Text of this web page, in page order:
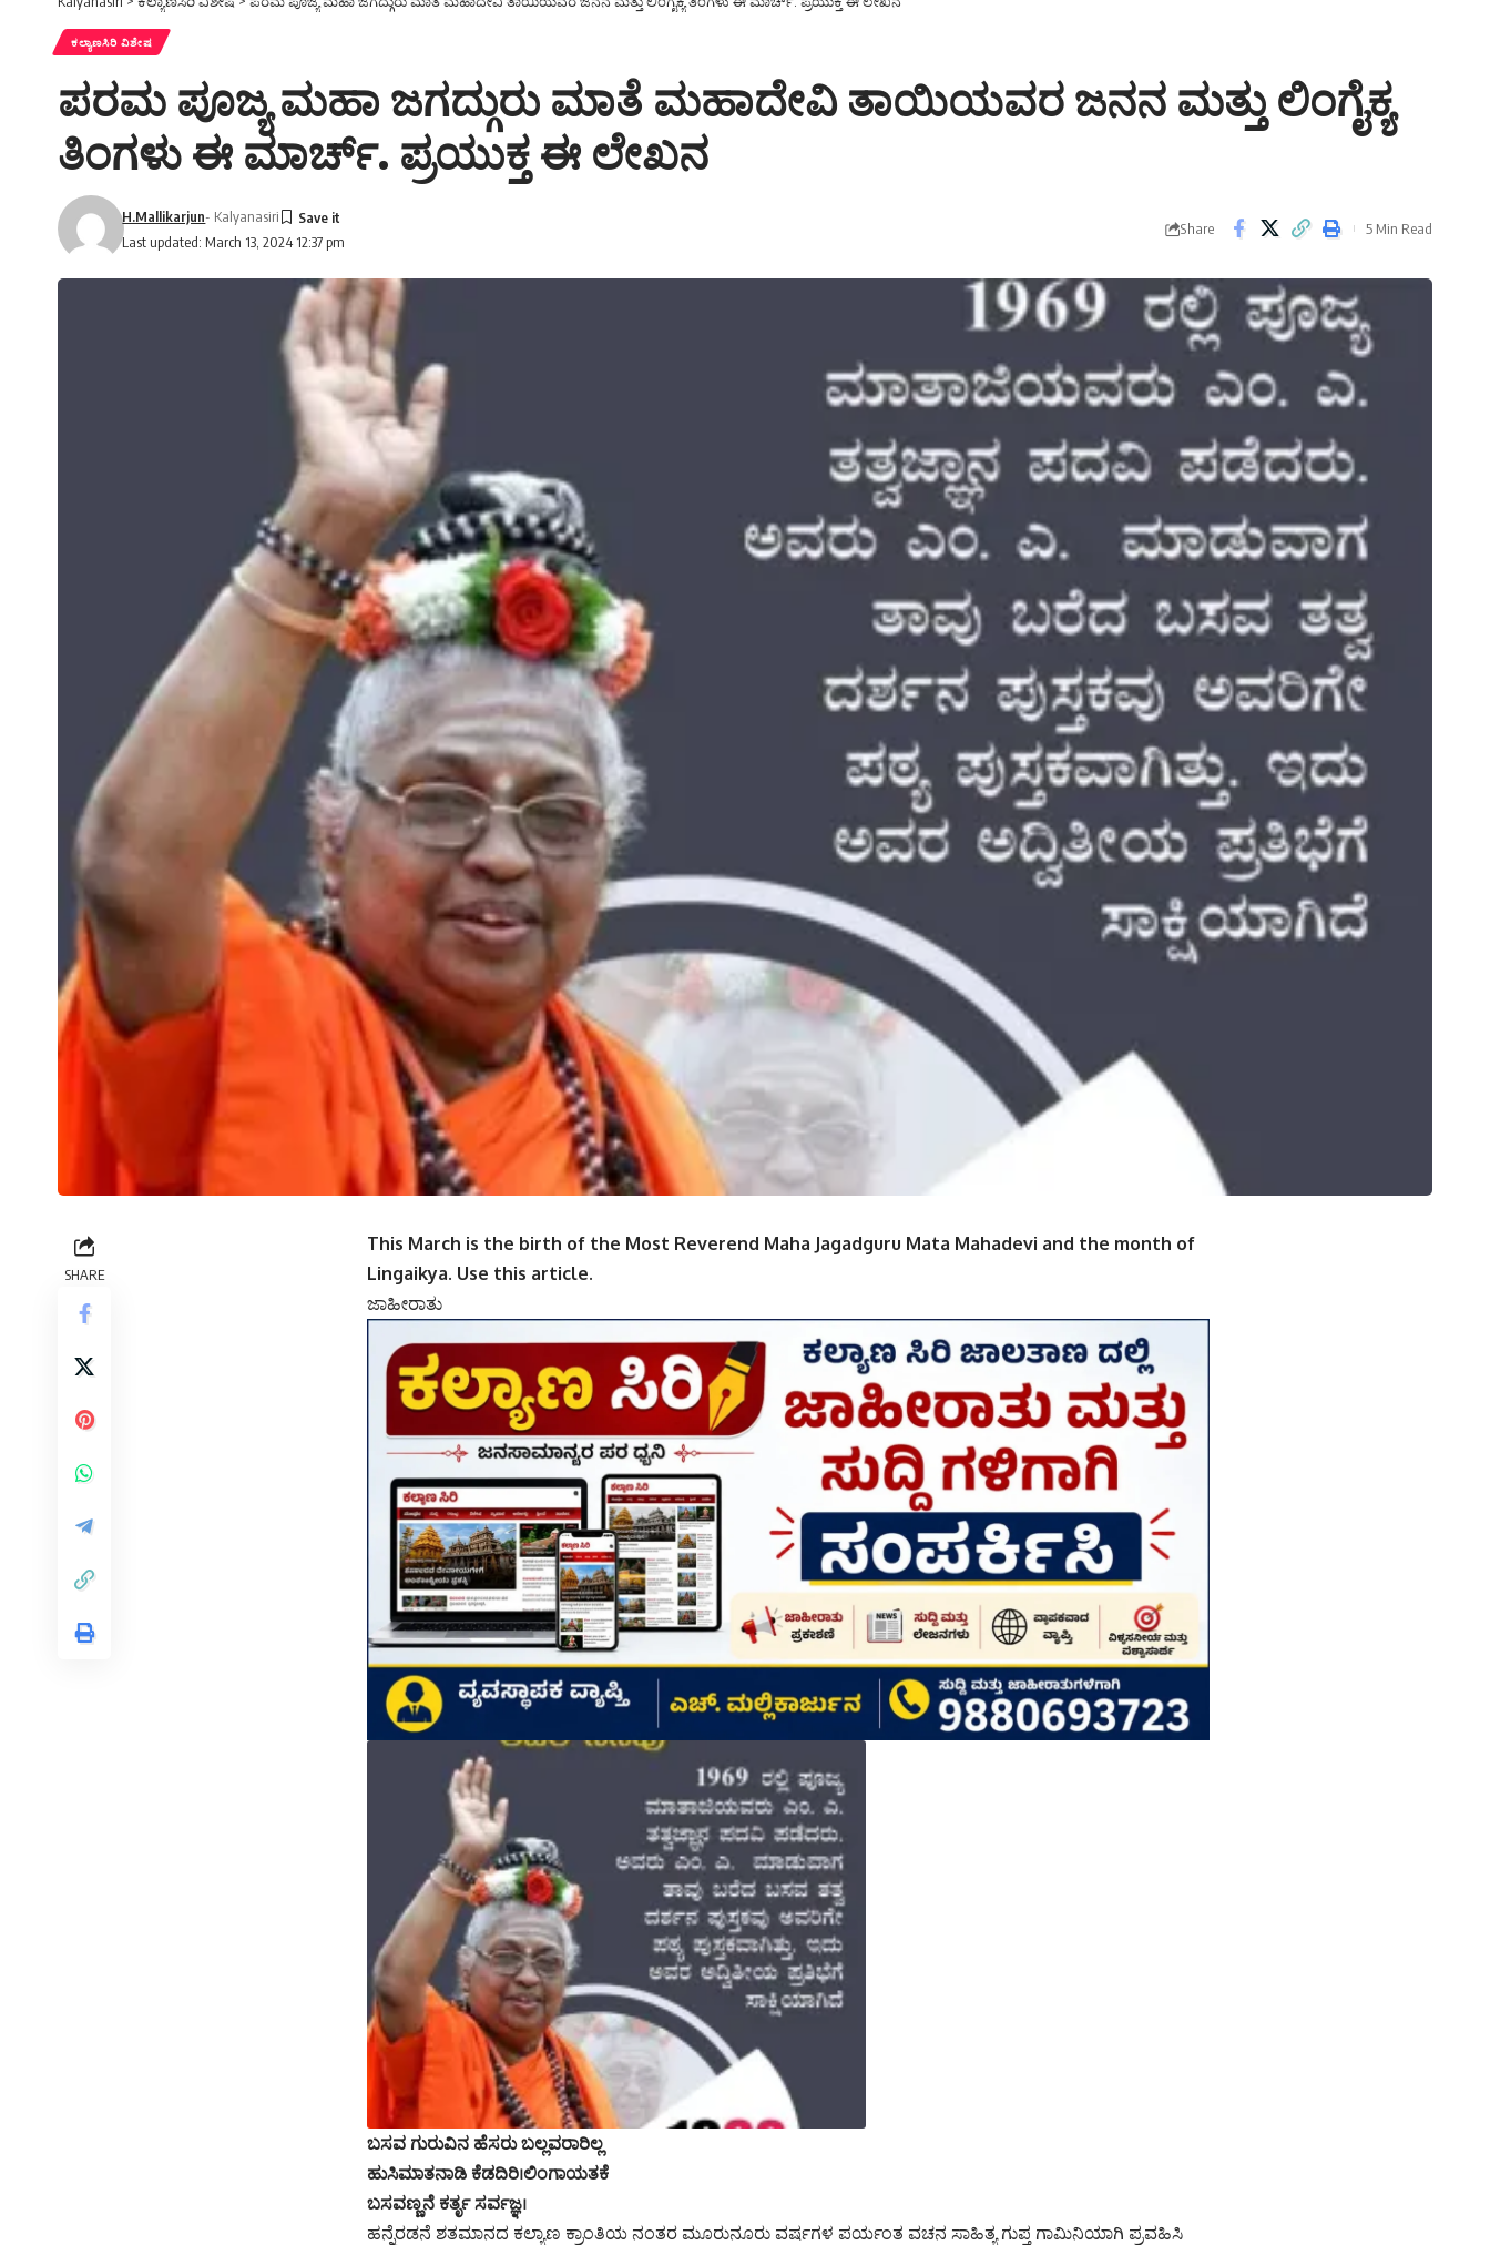
ಕಲ್ಯಾಣಸಿರಿ ವಿಶೇಷ
ಪರಮ ಪೂಜ್ಯ ಮಹಾ ಜಗದ್ಗುರು ಮಾತೆ ಮಹಾದೇವಿ ತಾಯಿಯವರ ಜನನ ಮತ್ತು ಲಿಂಗೈಕ್ಯ
ತಿಂಗಳು ಈ ಮಾರ್ಚ್. ಪ್ರಯುಕ್ತ ಈ ಲೇಖನ
Last updated: March 13, 2024 12:37 pm
H.Mallikarjun- Kalyanasiri
Share 5 Min Read
SHARE
This March is the birth of the Most Reverend Maha Jagadguru Mata Mahadevi and the month of
Lingaikya. Use this article.
ಜಾಹೀರಾತು
ಬಸವ ಗುರುವಿನ ಹೆಸರು ಬಲ್ಲವರಾರಿಲ್ಲ
ಹುಸಿಮಾತನಾಡಿ ಕೆಡದಿರಿ।ಲಿಂಗಾಯತಕೆ
ಬಸವಣ್ಣನೆ ಕರ್ತೃ ಸರ್ವಜ್ಞ।
ಹನ್ನೆರಡನೆ ಶತಮಾನದ ಕಲ್ಯಾಣ ಕ್ರಾಂತಿಯ ನಂತರ ಮೂರುನೂರು ವರ್ಷಗಳ ಪರ್ಯಂತ ವಚನ ಸಾಹಿತ್ಯ ಗುಪ್ತ ಗಾಮಿನಿಯಾಗಿ ಪ್ರವಹಿಸಿ